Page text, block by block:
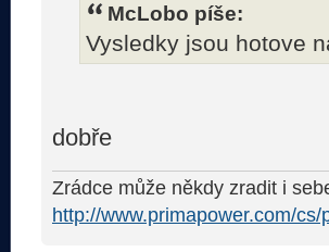
McLobo píše:
Vysledky jsou hotove
dobře
Zrádce může někdy zradit i
http://www.primapower.com/